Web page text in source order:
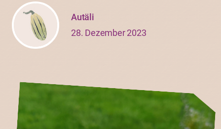
Autäli
28. Dezember 2023